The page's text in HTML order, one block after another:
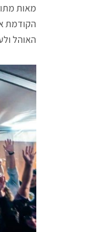
מאות
הקודמת
האוהל